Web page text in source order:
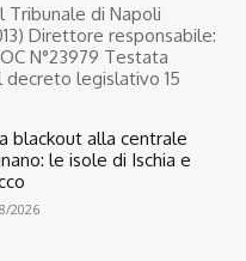
Tribunale di Napoli
Direttore responsabile:
N°23979 Testata
decreto legislativo 15
blackout alla centrale
le isole di Ischia e
2026